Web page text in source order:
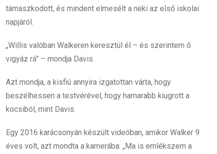
támaszkodott, és mindent elmesélt a neki az első iskolai
napjáról.
„Willis valóban Walkeren keresztül él – és szerintem ő
vigyáz rá” – mondja Davis.
Azt mondja, a kisfiú annyira izgatottan várta, hogy
beszélhessen a testvérével, hogy hamarabb kiugrott a
kocsiból, mint Davis.
Egy 2016 karácsonyán készült videóban, amikor Walker 9
éves volt, azt mondta a kamerába: „Ma is emlékszem a